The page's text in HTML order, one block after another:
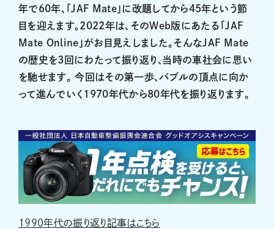
年で60年、「JAF Mate」に改題してから45年という節
目を迎えます。2022年は、そのWeb版にあたる「JAF
Mate Online」がお目見えしました。そんなJAF Mate
の歴史を3回にわたって振り返り、当時の車社会に思い
を馳せます。 今回はその第一歩、バブルの頂点に向か
って進んでいく1970年代から80年代を振り返ります。
1990年代の振り返り記事はこちら